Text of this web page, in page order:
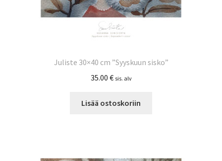
Juliste 30×40 cm ”Syyskuun sisko”
35.00 € sis. alv
Lisää ostoskoriin